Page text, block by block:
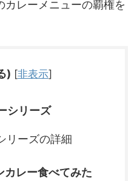
レーメニューの覇権を
) [非表示]
シリーズ
リーズの詳細
カレー食べてみた